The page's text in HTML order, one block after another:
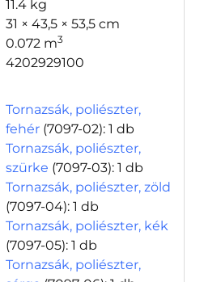
11.4 kg
31 × 43,5 × 53,5 cm
0.072 m3
4202929100
Tornazsák, poliészter,
fehér (7097-02): 1 db
Tornazsák, poliészter,
szürke (7097-03): 1 db
Tornazsák, poliészter, zöld
(7097-04): 1 db
Tornazsák, poliészter, kék
(7097-05): 1 db
Tornazsák, poliészter,